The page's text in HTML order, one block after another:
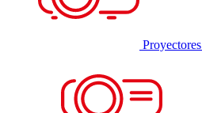
Proyectores